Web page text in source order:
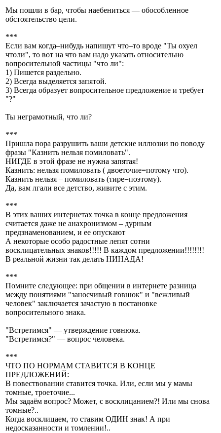
Мы пошли в бар, чтобы наебениться — обособленное
обстоятельство цели.
***
Если вам когда–нибудь напишут что–то вроде "Ты охуел
чтоли", то вот на что вам надо указать относительно
вопросительной частицы "что ли":
1) Пишется раздельно.
2) Всегда выделяется запятой.
3) Всегда образует вопросительное предложение и требует
"?"
Ты неграмотный, что ли?
***
Пришла пора разрушить ваши детские иллюзии по поводу
фразы "Казнить нельзя помиловать".
НИГДЕ в этой фразе не нужна запятая!
Казнить: нельзя помиловать ( двоеточие=потому что).
Казнить нельзя – помиловать (тире=поэтому).
Да, вам лгали все детство, живите с этим.
***
В этих ваших интернетах точка в конце предложения
считается даже не анахронизмом – дурным
предзнаменованием, и ее опускают
А некоторые особо радостные лепят сотни
восклицательных знаков!!!!! В каждом предложении!!!!!!!!
В реальной жизни так делать НИНАДА!
***
Помните следующее: при общении в интернете разница
между понятиями "заносчивый говнюк" и "вежливый
человек" заключается зачастую в постановке
вопросительного знака.
"Встретимся" — утверждение говнюка.
"Встретимся?" — вопрос человека.
***
ЧТО ПО НОРМАМ СТАВИТСЯ В КОНЦЕ
ПРЕДЛОЖЕНИЙ:
В повествовании ставится точка. Или, если мы у мамы
томные, троеточие...
Мы задаём вопрос? Может, с восклицанием?! Или мы снова
томные?..
Когда восклицаем, то ставим ОДИН знак! А при
недосказанности и томлении!..